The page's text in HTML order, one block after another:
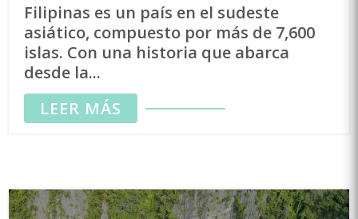
Filipinas es un país en el sudeste
asiático, compuesto por más de 7,600
islas. Con una historia que abarca
desde la...
LEER MÁS